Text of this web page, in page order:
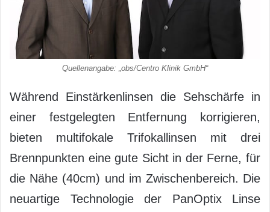
Quellenangabe: „obs/Centro Klinik GmbH“
Während Einstärkenlinsen die Sehschärfe in
einer festgelegten Entfernung korrigieren,
bieten multifokale Trifokallinsen mit drei
Brennpunkten eine gute Sicht in der Ferne, für
die Nähe (40cm) und im Zwischenbereich. Die
neuartige Technologie der PanOptix Linse